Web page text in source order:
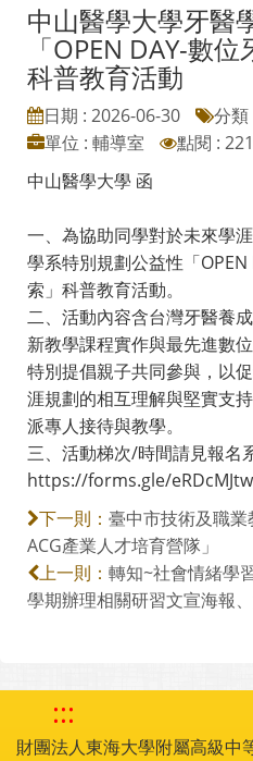
中山醫學大學牙醫
「OPEN DAY-數
科普教育活動
日期 : 2026-06-30
分類
單位 : 輔導室
點閱 : 221
中山醫學大學 函
一、為協助同學對於未來學
學系特別規劃公益性「
索」科普教育活動。
二、活動內容含台灣牙醫養
新教學課程實作與最先進數
特別提倡親子共同參與，以
涯規劃的相互理解與堅實支
派專人接待與教學。
三、活動梯次/時間請見報名
https://forms.gle/
下一則： 臺中市技術及職
ACG產業人才培育營隊」
上一則： 轉知~社會情緒學
學期辦理相關研習文宣海報
:::
財團法人東海大學附屬高級中